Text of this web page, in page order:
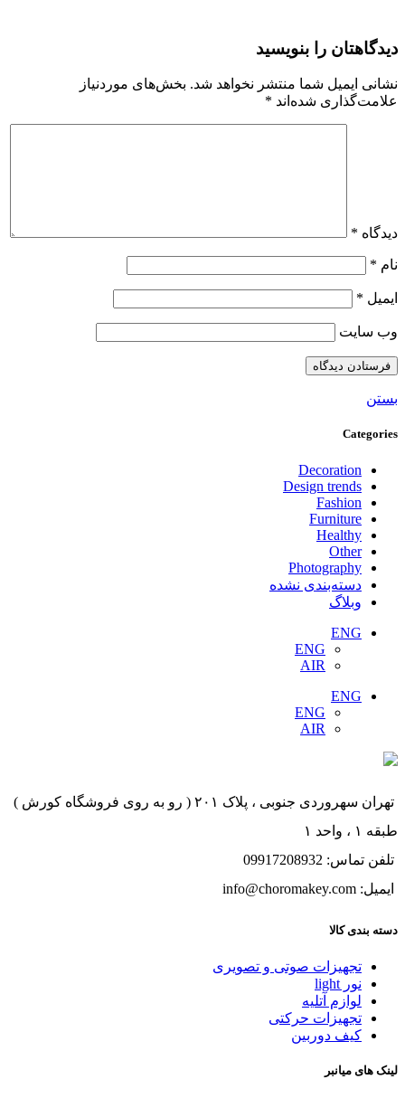
دیدگاهتان را بنویسید
نشانی ایمیل شما منتشر نخواهد شد. بخش‌های موردنیاز
علامت‌گذاری شده‌اند *
دیدگاه *
نام *
ایمیل *
وب‌ سایت
بستن
Categories
Decoration
Design trends
Fashion
Furniture
Healthy
Other
Photography
دسته‌بندی نشده
وبلاگ
ENG
ENG
AIR
ENG
ENG
AIR
تهران سهروردی جنوبی ، پلاک ۲۰۱ ( رو به روی فروشگاه کورش )
طبقه ۱ ، واحد ۱
تلفن تماس: 09917208932
ایمیل: info@choromakey.com
دسته بندی کالا
تجهیزات صوتی و تصویری
نور light
لوازم آتلیه
تجهیزات حرکتی
کیف دوربین
لینک های میانبر